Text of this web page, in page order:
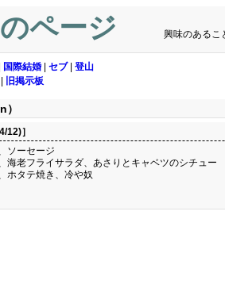
ページ 興味のあるこ
国際結婚 セブ| 登山
旧掲示板
12)］
ソーセージ
海老フライサラダ、あさりとキャベツのシチュー
ホタテ焼き、冷や奴